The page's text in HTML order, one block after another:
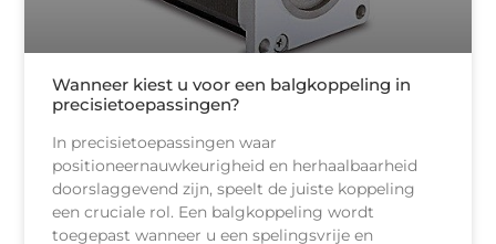
Wanneer kiest u voor een balgkoppeling in
precisietoepassingen?
In precisietoepassingen waar
positioneernauwkeurigheid en herhaalbaarheid
doorslaggevend zijn, speelt de juiste koppeling
een cruciale rol. Een balgkoppeling wordt
toegepast wanneer u een spelingsvrije en